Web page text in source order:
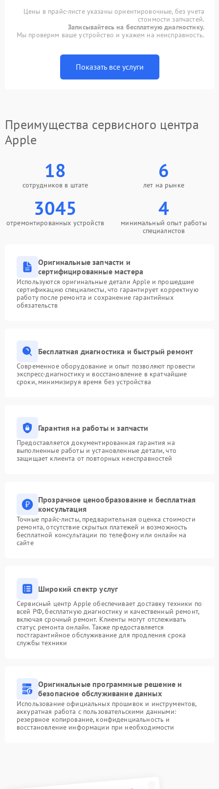
Цены в прайс-листе указаны ориентировочные, без учета
стоимости запчастей.
Записывайтесь на бесплатную диагностику.
Мы проверим ваше устройство и укажем на неисправность.
Показать все услуги
Преимущества сервисного центра
Apple
18
сотрудников в штате
6
лет на рынке
3045
отремонтированных устройств
4
минимальный опыт работы
специалистов
Оригинальные запчасти и
сертифицированные мастера
Используются оригинальные детали Apple и прошедшие
сертификацию специалисты, что гарантирует корректную
работу после ремонта и сохранение гарантийных
обязательств
Бесплатная диагностика и быстрый ремонт
Современное оборудование и опыт позволяют провести
экспресс-диагностику и восстановление в кратчайшие
сроки, минимизируя время без устройства
Гарантия на работы и запчасти
Предоставляется документированная гарантия на
выполненные работы и установленные детали, что
защищает клиента от повторных неисправностей
Прозрачное ценообразование и бесплатная
консультация
Точные прайс-листы, предварительная оценка стоимости
ремонта, отсутствие скрытых платежей и возможность
бесплатной консультации по телефону или онлайн на
сайте
Широкий спектр услуг
Сервисный центр Apple обеспечивает доставку техники по
всей РФ, бесплатную диагностику и качественный ремонт,
включая срочный ремонт. Клиенты могут отслеживать
статус ремонта онлайн. Также предоставляется
постгарантийное обслуживание для продления срока
службы техники
Оригинальные программные решение и
безопасное обслуживание данных
Использование официальных прошивок и инструментов,
аккуратная работа с пользовательскими данными:
резервное копирование, конфиденциальность и
восстановление информации при необходимости